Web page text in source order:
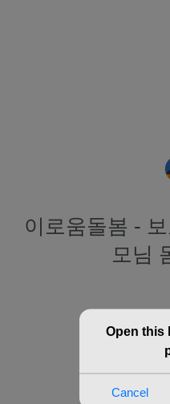
이로움돌봄 -
모님